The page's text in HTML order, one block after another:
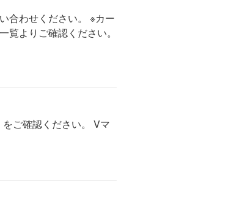
合わせください。 ※カー
よりご確認ください。
ご確認ください。 Vマ